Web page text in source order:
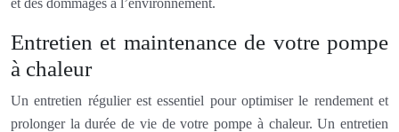
Entretien et maintenance de votre pompe
à chaleur
Un entretien régulier est essentiel pour optimiser le rendement et
prolonger la durée de vie de votre pompe à chaleur. Un entretien